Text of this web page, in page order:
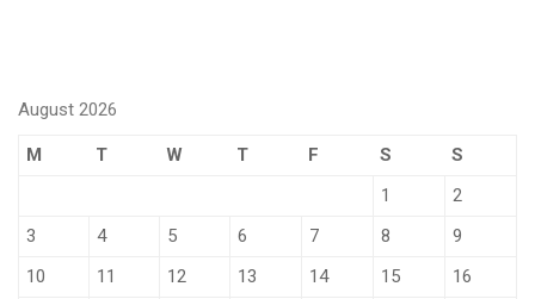
August 2026
M T W T F S
S
1
2
3
4 5 6 7 8
9
10
11 12 13 14 15
16